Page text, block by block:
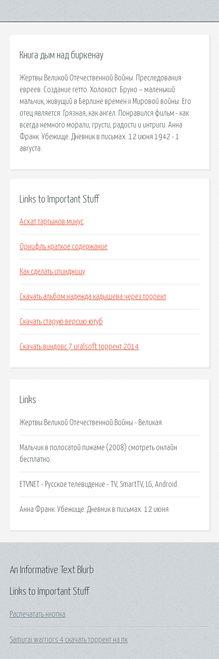
Книга дым над биркенау
Жертвы Великой Отечественной Войны. Преследования
евреев. Создание гетто. Холокост. Бруно – маленький
мальчик, живущий в Берлине времен ii Мировой войны. Его
отец является. Грязная, как ангел. Понравился фильм - как
всегда немного морали, грусти, радости и интриги. Анна
Франк. Убежище. Дневник в письмах. 12 июня 1942 - 1
августа.
Links to Important Stuff
Асхат таргынов минус
Орнифль краткое содержание
Как сделать спинджицу
Скачать альбом надежда кадышева через торрент
Скачать старую версию ютуб
Скачать виндовс 7 uralsoft торрент 2014
Links
Жертвы Великой Отечественной Войны - Великая.
Мальчик в полосатой пижаме (2008) смотреть онлайн
бесплатно.
ETVNET - Русское телевидение - TV, SmartTV, LG, Android.
Анна Франк. Убежище. Дневник в письмах. 12 июня
Links to Important Stuff
Распечатать кнопка
Samurai warriors 4 скачать торрент на пк
An Informative Text Blurb